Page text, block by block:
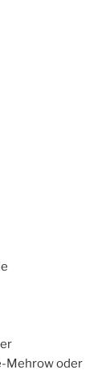
Mehrow oder